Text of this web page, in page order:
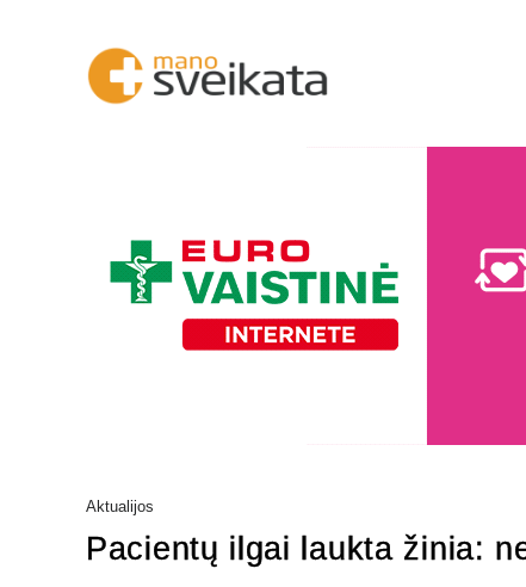
Aktualijos
Pacientų ilgai laukta žinia: